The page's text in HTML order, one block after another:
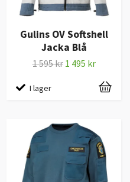
Gulins OV Softshell
Jacka Blå
1 595 kr 1 495 kr
I lager